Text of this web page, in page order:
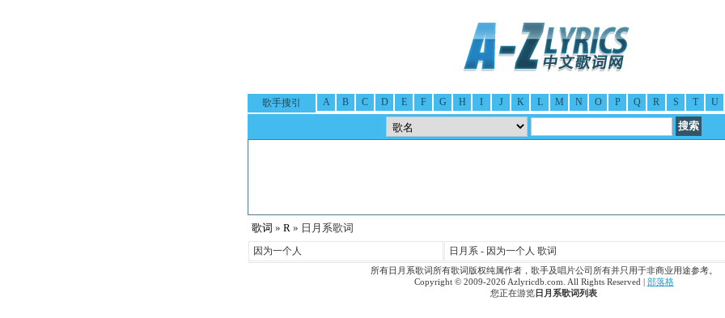
歌手搜引 A B C D E F G H I J K L M N O P Q R S T U
歌词 » R » 日月系歌词
因为一个人 日月系 - 因为一个人 歌词
所有日月系歌词所有歌词版权纯属作者，歌手及唱片公司所有并只用于非商业用途参考。
Copyright © 2009-2026 Azlyricdb.com. All Rights Reserved | 部落格
您正在游览 日月系歌词列表